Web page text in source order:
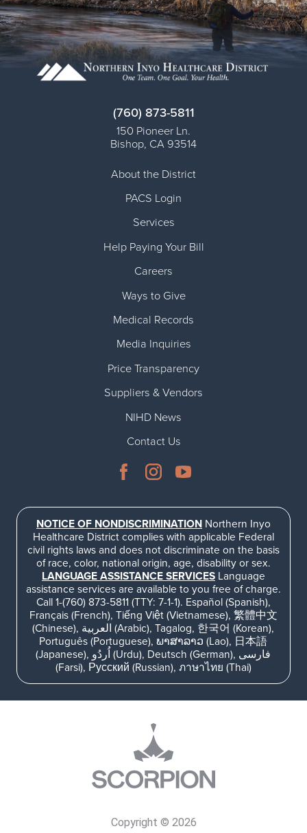
(760) 873-5811
150 Pioneer Ln.
Bishop, CA 93514
About the District
PACS Login
Services
Help Paying Your Bill
Careers
Ways to Give
Medical Records
Media Inquiries
Price Transparency
Suppliers & Vendors
NIHD News
Contact Us
NOTICE OF NONDISCRIMINATIONNorthern Inyo
Healthcare District complies with applicable Federal
civil rights laws and does not discriminate on the basis
of race, color, national origin, age, disability or sex.
LANGUAGE ASSISTANCE SERVICESLanguage
assistance services are available to you free of charge.
Call 1-(760) 873-5811 (TTY: 7-1-1). Español (Spanish),
Français (French), Tiếng Việt (Vietnamese), 繁體中文
(Chinese), العربية (Arabic), Tagalog, 한국어 (Korean),
Português (Portuguese), ພາສາລາວ (Lao), 日本語
(Japanese), اُردُو (Urdu), Deutsch (German), فارسی
(Farsi), Русский (Russian), ภาษาไทย (Thai)
Copyright © 2026